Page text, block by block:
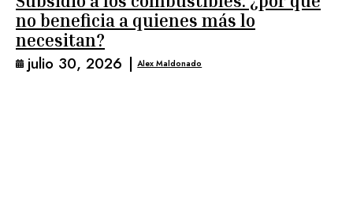
no beneficia a quienes más lo
necesitan?
julio 30, 2026 | Alex Maldonado